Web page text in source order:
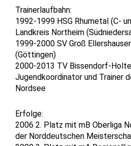
Trainerlaufbahn:
1992-1999 HSG Rhumetal (C-
Landkreis Northeim
1999-2000 SV Groß
(Göttingen)
2000-2013 TV Bissendorf-Holte
Jugendkoordinator und Trainer
Nordsee
Erfolge:
2006 2. Platz mit mB Oberliga
der Norddeutschen